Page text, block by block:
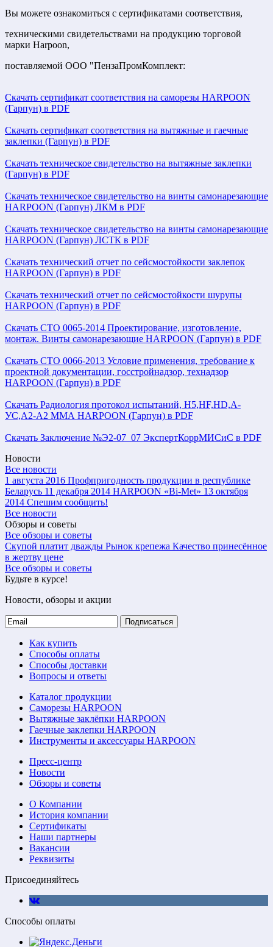
Вы можете ознакомиться с сертификатами соответствия,
техническими свидетельствами на продукцию торговой
марки Harpoon,
поставляемой ООО "ПензаПромКомплект:
Скачать сертификат соответствия на саморезы HARPOON
(Гарпун) в PDF
Скачать сертификат соответствия на вытяжные и гаечные
заклепки (Гарпун) в PDF
Скачать техническое свидетельство на вытяжные заклепки
(Гарпун) в PDF
Скачать техническое свидетельство на винты самонарезающие
HARPOON (Гарпун) ЛКМ в PDF
Скачать техническое свидетельство на винты самонарезающие
HARPOON (Гарпун) ЛСТК в PDF
Скачать технический отчет по сейсмостойкости заклепок
HARPOON (Гарпун) в PDF
Скачать технический отчет по сейсмостойкости шурупы
HARPOON (Гарпун) в PDF
Скачать СТО 0065-2014 Проектирование, изготовление,
монтаж. Винты самонарезающие HARPOON (Гарпун) в PDF
Скачать СТО 0066-2013 Условие применения, требование к
проектной документации, госстройнадзор, технадзор
HARPOON (Гарпун) в PDF
Скачать Радиология протокол испытаний, H5,HF,HD,А-
УС,А2-А2 ММА HARPOON (Гарпун) в PDF
Скачать Заключение №Э2-07_07 ЭкспертКоррМИСиС в PDF
Новости
Все новости
1 августа 2016 Профпригодность продукции в республике
Беларусь 11 декабря 2014 HARPOON «Bi-Met» 13 октября
2014 Спешим сообщить!
Все новости
Обзоры и советы
Все обзоры и советы
Скупой платит дважды Рынок крепежа Качество принесённое
в жертву цене
Все обзоры и советы
Будьте в курсе!
Новости, обзоры и акции
Подписаться
Как купить
Способы оплаты
Способы доставки
Вопросы и ответы
Каталог продукции
Саморезы HARPOON
Вытяжные заклёпки HARPOON
Гаечные заклепки HARPOON
Инструменты и аксессуары HARPOON
Пресс-центр
Новости
Обзоры и советы
О Компании
История компании
Сертификаты
Наши партнеры
Вакансии
Реквизиты
Присоединяйтесь
Способы оплаты